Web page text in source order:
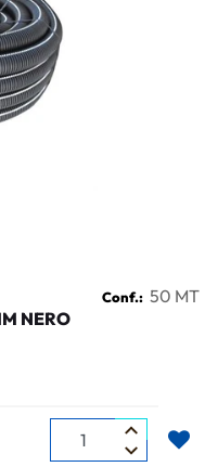
Conf.: 50 MT
NERO